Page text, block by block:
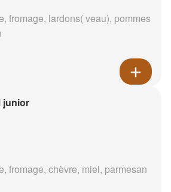
fromage, lardons( veau), pommes
junior
fromage, chèvre, miel, parmesan